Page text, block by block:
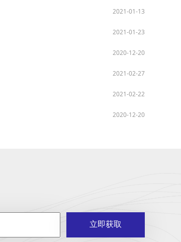
2021-01-13
2021-01-23
2020-12-20
2021-02-27
2021-02-22
2020-12-20
立即获取